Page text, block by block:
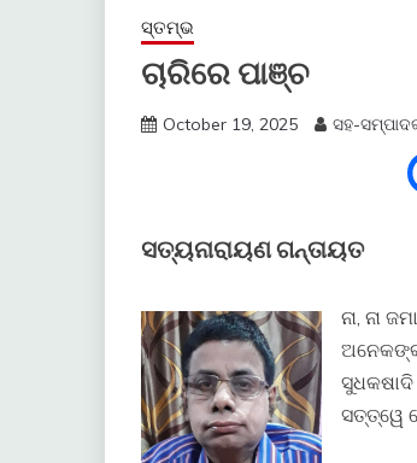
ସ୍ତମ୍ଭ
ଚାରିରେ ପାଞ୍ଚ
October 19, 2025 ସହ-
ସତ୍ୟନାରାୟଣ ଗନ୍ତାୟତ
ନା, ନା
ସତ୍ତ୍ୱେ